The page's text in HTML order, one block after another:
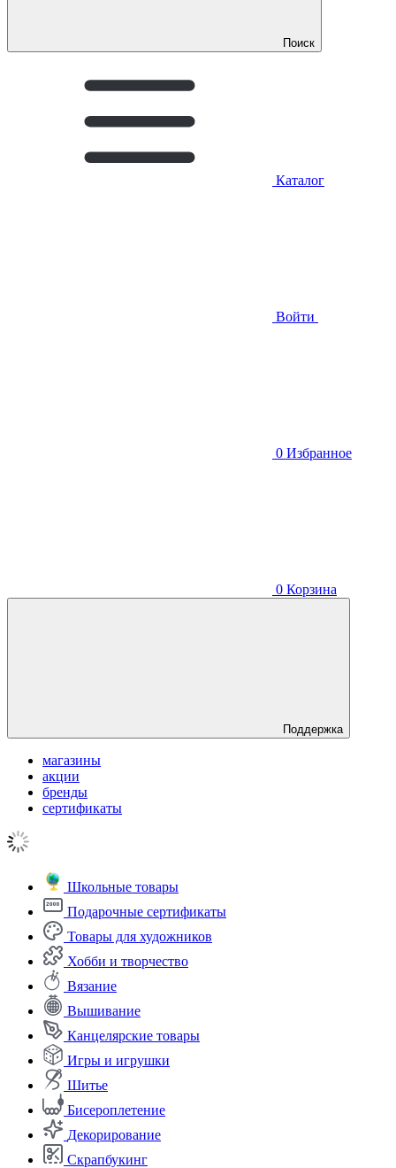
Поиск
Каталог
Войти
0 Избранное
0 Корзина
Поддержка
магазины
акции
бренды
сертификаты
Школьные товары
Подарочные сертификаты
Товары для художников
Хобби и творчество
Вязание
Вышивание
Канцелярские товары
Игры и игрушки
Шитье
Бисероплетение
Декорирование
Скрапбукинг